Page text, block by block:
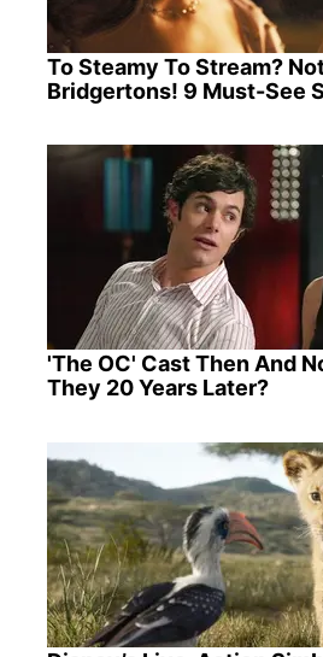
To Steamy To Stream?
Bridgertons! 9 Must-See
'The OC' Cast Then And
They 20 Years Later?